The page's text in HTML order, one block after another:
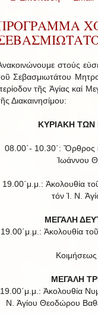
στούς
Σεβασμιωτάτου
τῆς Ἁγίας καί
Διακαινησίμου:
ΚΥΡΙΑΚΗ ΤΩΝ
08.00΄- 10.30΄: Ὄρθρος
Ἰωάννου
19.00΄μ.μ.: Ἀκολουθία
τόν Ἱ. Ν.
ΜΕΓΑΛΗ
19.00΄μ.μ.: Ἀκολουθία
ΜΕΓΑΛΗ
19.00΄μ.μ.: Ἀκολουθία
Ν. Ἁγίου Θεοδώρου